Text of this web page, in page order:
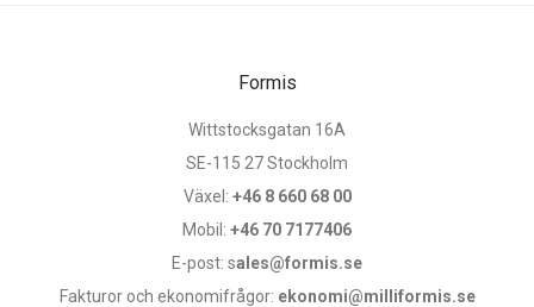
Formis
Wittstocksgatan 16A
SE-115 27 Stockholm
Växel: +46 8 660 68 00
Mobil: +46 70 7177406
E-post: sales@formis.se
Fakturor och ekonomifrågor: ekonomi@milliformis.se